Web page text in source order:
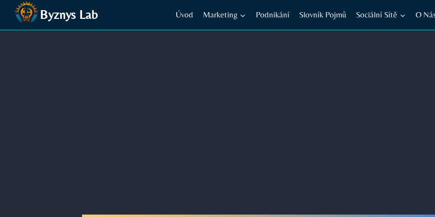
Přeskočit
obsah
Byznys Lab Úvod Marketing Podnikání Slovník Pojmů Sociální Sítě O